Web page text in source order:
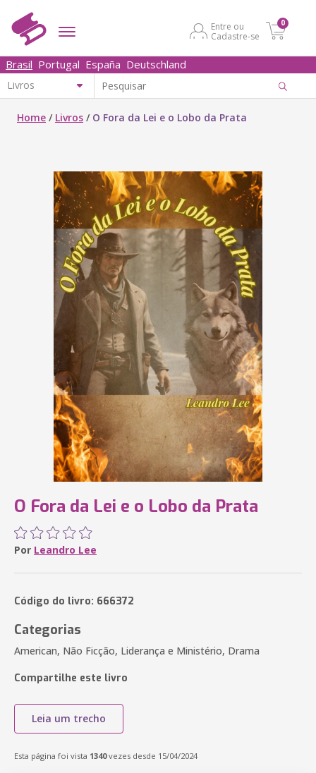
Entre ou
Cadastre-se
0
Brasil Portugal España Deutschland
Home / Livros / O Fora da Lei e o Lobo da Prata
O Fora da Lei e o Lobo da Prata
Por Leandro Lee
Código do livro: 666372
Categorias
American, Não Ficção, Liderança e Ministério, Drama
Compartilhe este livro
Leia um trecho
Esta página foi vista 1340vezes desde 15/04/2024